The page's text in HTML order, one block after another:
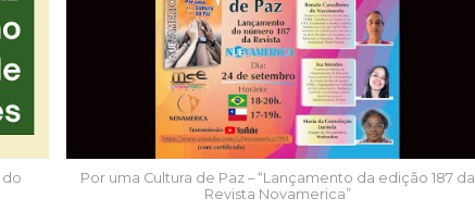
do
Por uma Cultura de Paz – “Lançamento da edição 187 da
Revista Novamerica”